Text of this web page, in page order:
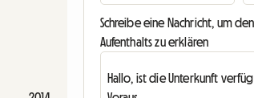
Schreibe eine Nachricht, um
Aufenthalts zu erklären